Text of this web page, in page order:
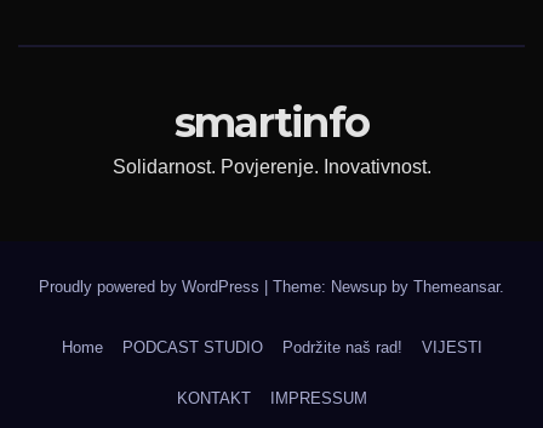
smartinfo
Solidarnost. Povjerenje. Inovativnost.
Proudly powered by WordPress | Theme: Newsup by Themeansar.
Home PODCAST STUDIO Podržite naš rad! VIJESTI
KONTAKT IMPRESSUM